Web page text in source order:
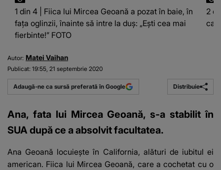
1 din 4 | Fiica lui Mircea Geoană a pozat în baie, în
fața oglinzii, înainte să intre la duș: „Ești cea mai
fierbinte!” FOTO
2
Autor: Matei Vaihan
Publicat: 19:55, 21 septembrie 2020
Adaugă-ne ca sursă preferată în Google Distribuie
Ana, fata lui Mircea Geoană, s-a stabilit în
SUA după ce a absolvit facultatea.
Ana Geoană locuiește în California, alături de iubitul ei
american. Fiica lui Mircea Geoană, care a cochetat cu o